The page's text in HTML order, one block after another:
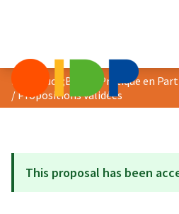
/Propositions validées
This proposal has been